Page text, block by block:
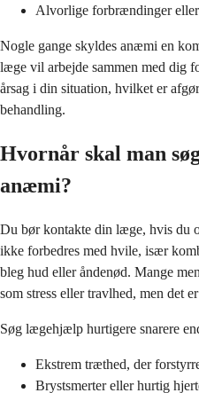
Alvorlige forbrændinger
Nogle gange skyldes anæmi en
læge vil arbejde sammen med dig
årsag i din situation, hvilket er
behandling.
Hvornår skal man
anæmi?
Du bør kontakte din læge, hvis du
ikke forbedres med hvile, især
bleg hud eller åndenød. Mange
som stress eller travlhed, men det
Søg lægehjælp hurtigere snarere
Ekstrem træthed, der
Brystsmerter eller hurtig